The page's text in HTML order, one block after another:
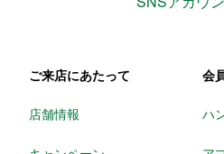
ご来店にあたって
店舗情報
会
ハ